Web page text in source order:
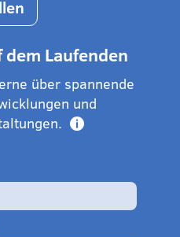
Laufenden
über spannende
und
